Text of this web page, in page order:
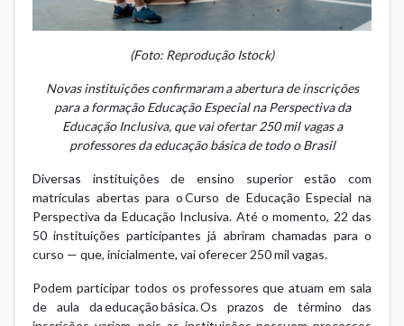
(Foto: Reprodução Istock)
Novas instituições confirmaram a abertura de inscrições
para a formação Educação Especial na Perspectiva da
Educação Inclusiva, que vai ofertar 250 mil vagas a
professores da educação básica de todo o Brasil
Diversas instituições de ensino superior estão com
matrículas abertas para oCurso de Educação Especial na
Perspectiva da Educação Inclusiva. Até o momento, 22 das
50 instituições participantes já abriram chamadas para o
curso — que, inicialmente, vai oferecer 250 mil vagas.
Podem participar todos os professores que atuam em sala
de aula da educação básica. Os prazos de término das